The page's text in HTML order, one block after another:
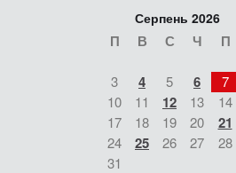
Серпень 2026
П В С Ч П
3 4 5 6 7
10
11 12 13 14
17
18 19 20 21
24
25 26 27 28
31